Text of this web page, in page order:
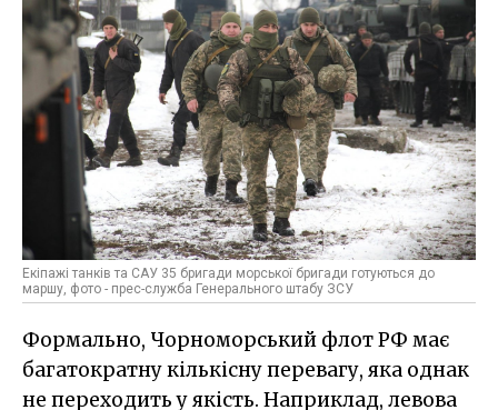
Екіпажі танків та САУ 35 бригади морської бригади готуються до
маршу, фото - прес-служба Генерального штабу ЗСУ
Формально, Чорноморський флот РФ має
багатократну кількісну перевагу, яка однак
не переходить у якість. Наприклад, левова